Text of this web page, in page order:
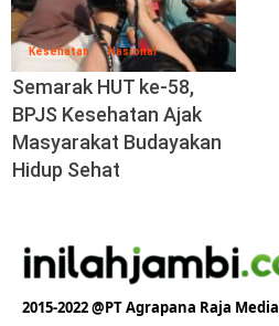
Kesehatan Nasional
Semarak HUT ke-58,
BPJS Kesehatan Ajak
Masyarakat Budayakan
Hidup Sehat
2015-2022 @PT Agrapana Raja Media